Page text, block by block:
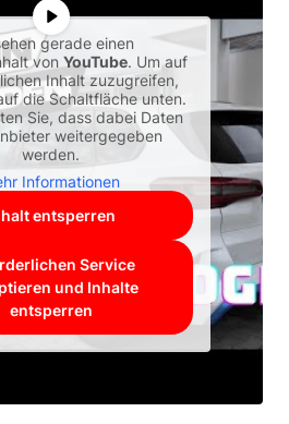
gerade einen
vonYouTube. Um auf
Inhalt zuzugreifen,
die Schaltfläche unten.
Sie, dass dabei Daten
weitergegeben
werden.
Informationen
entsperren
Service
und Inhalte
entsperren